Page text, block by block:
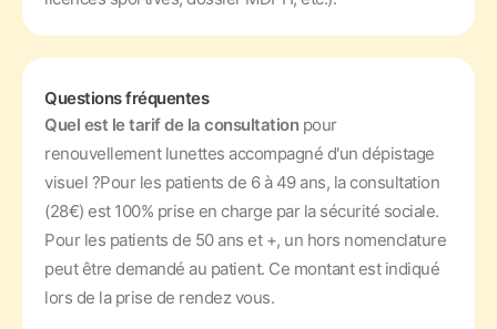
Questions fréquentes
Quel est le tarif de la consultation pour
renouvellement lunettes accompagné d'un dépistage
visuel ?Pour les patients de 6 à 49 ans, la consultation
(28€) est 100% prise en charge par la sécurité sociale.
Pour les patients de 50 ans et +, un hors nomenclature
peut être demandé au patient. Ce montant est indiqué
lors de la prise de rendez vous.